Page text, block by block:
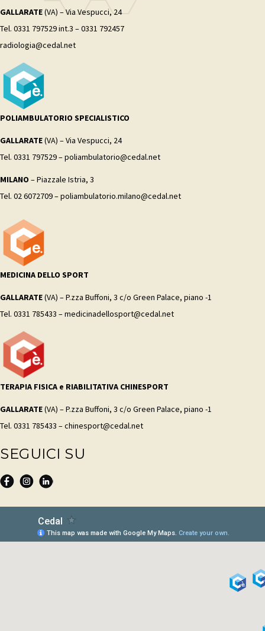
GALLARATE(VA) – Via Vespucci, 24
Tel. 0331 797529 int.3 – 0331 792457
radiologia@cedal.net
POLIAMBULATORIO SPECIALISTICO
GALLARATE(VA) – Via Vespucci, 24
Tel. 0331 797529 – poliambulatorio@cedal.net
MILANO – Piazzale Istria, 3
Tel. 02 6072709 – poliambulatorio.milano@cedal.net
MEDICINA DELLO SPORT
GALLARATE(VA) – P.zza Buffoni, 3 c/o Green Palace, piano -1
Tel. 0331 785433 – medicinadellosport@cedal.net
TERAPIA FISICA e RIABILITATIVA CHINESPORT
GALLARATE(VA) – P.zza Buffoni, 3 c/o Green Palace, piano -1
Tel. 0331 785433 – chinesport@cedal.net
SEGUICI SU